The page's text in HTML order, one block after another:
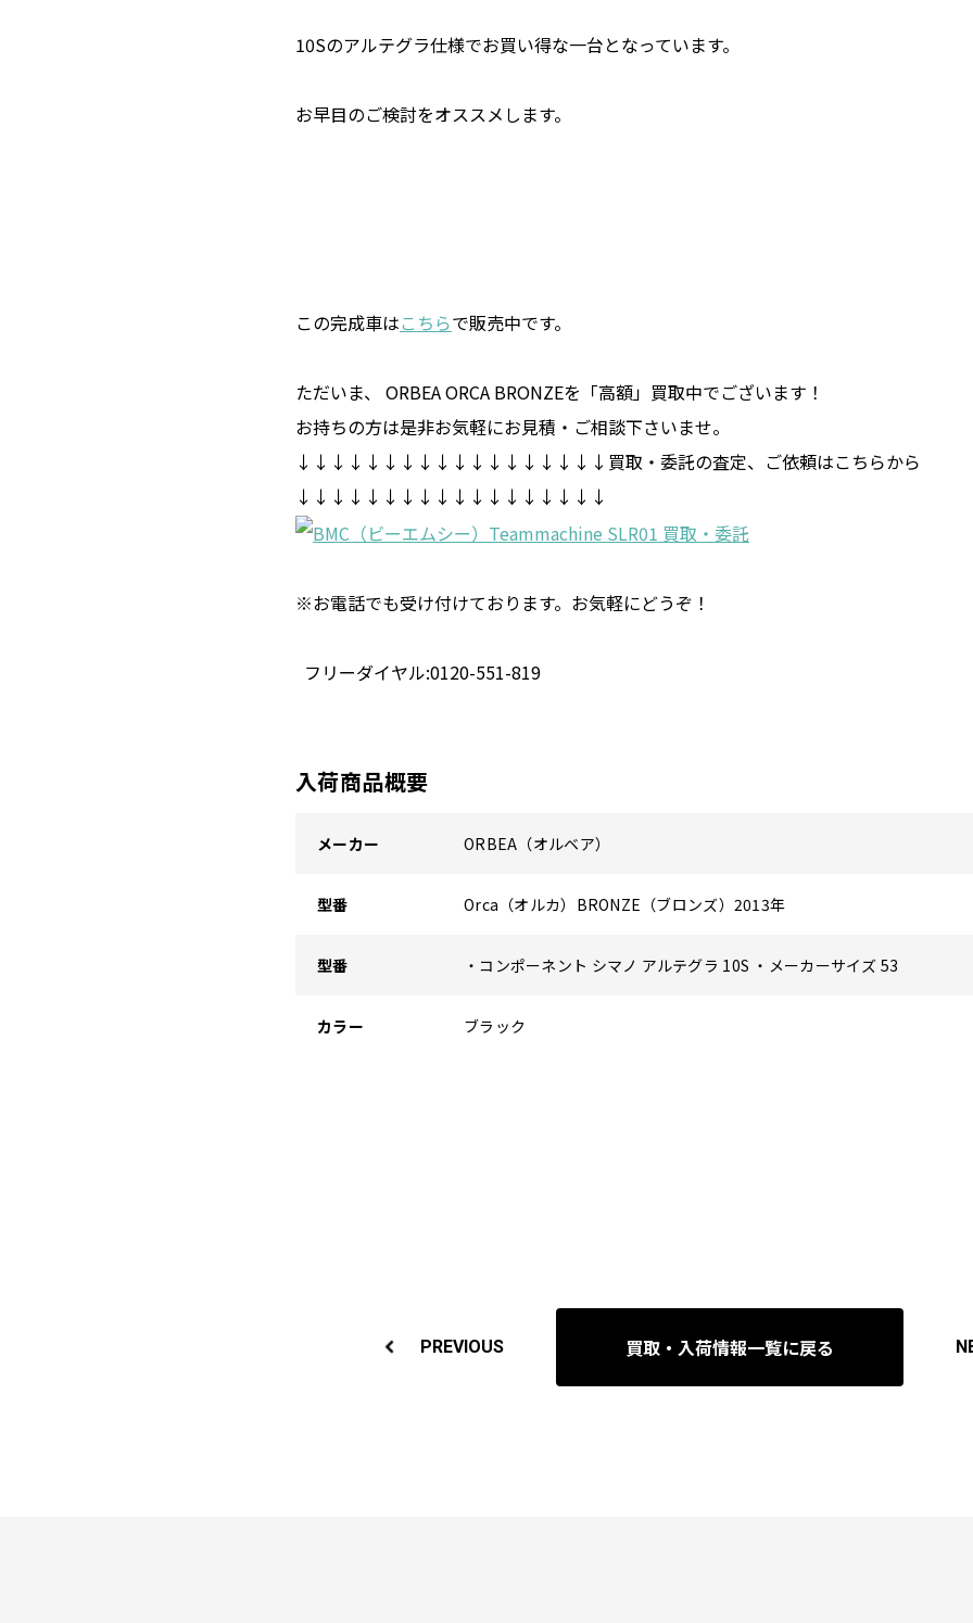
10Sのアルテグラ仕様でお買い得な一台となっています。
お早目のご検討をオススメします。
この完成車はこちらで販売中です。
ただいま、 ORBEA ORCA BRONZEを「高額」買取中でございます！
お持ちの方は是非お気軽にお見積・ご相談下さいませ。
↓↓↓↓↓↓↓↓↓↓↓↓↓↓↓↓↓↓買取・委託の査定、ご依頼はこちらから
↓↓↓↓↓↓↓↓↓↓↓↓↓↓↓↓↓↓
※お電話でも受け付けております。お気軽にどうぞ！
フリーダイヤル:0120-551-819
入荷商品概要
メーカー ORBEA（オルベア）
型番 Orca（オルカ）BRONZE（ブロンズ）2013年
型番 ・コンポーネント シマノ アルテグラ 10S ・メーカーサイズ 53
カラー ブラック
PREVIOUS 買取・入荷情報一覧に戻る